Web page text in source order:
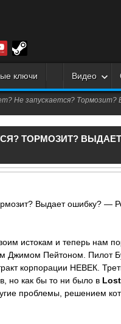
ключи Видео
Не запускается?
ТОРМОЗИТ?
истокам и теперь нам
Джимом Пейтоном. Пилот
корпорации НЕВЕК.
но как бы то ни было в
проблемы, решением